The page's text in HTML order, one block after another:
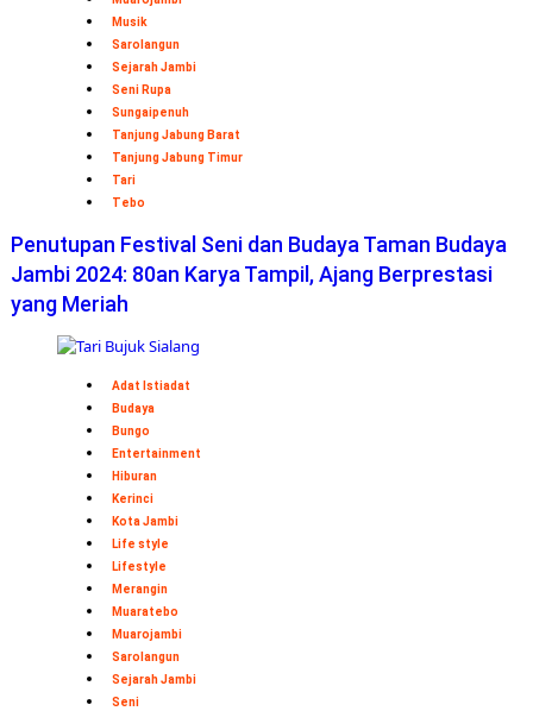
Musik
Sarolangun
Sejarah Jambi
Seni Rupa
Sungaipenuh
Tanjung Jabung Barat
Tanjung Jabung Timur
Tari
Tebo
Penutupan Festival Seni dan Budaya Taman Budaya
Jambi 2024: 80an Karya Tampil, Ajang Berprestasi
yang Meriah
Adat Istiadat
Budaya
Bungo
Entertainment
Hiburan
Kerinci
Kota Jambi
Life style
Lifestyle
Merangin
Muaratebo
Muarojambi
Sarolangun
Sejarah Jambi
Seni